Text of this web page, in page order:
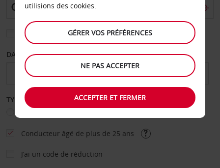
Sélectionnez une autre agence de retour
DATE DE DÉPART DATE DE RETOUR
TYPE DE LOCATION
Conducteur âgé de plus de 25 ans
J’ai un code de réduction
utilisions des cookies.
GÉRER VOS PRÉFÉRENCES
NE PAS ACCEPTER
ACCEPTER ET FERMER